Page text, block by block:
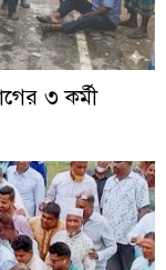
৩ কর্মী